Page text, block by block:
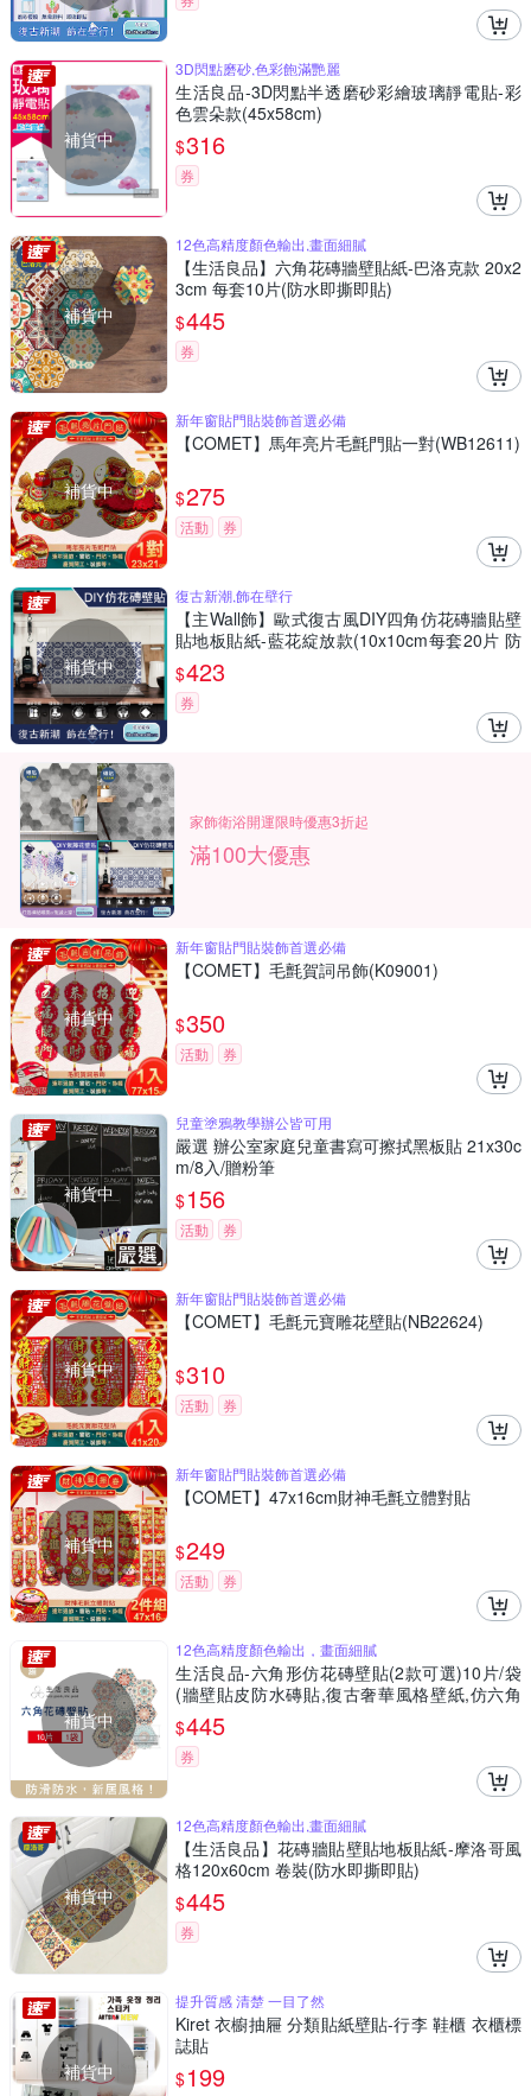
補貨中
3D閃點磨砂,色彩飽滿艷麗
生活良品-3D閃點半透磨砂彩繪玻璃靜電貼-彩
色雲朵款(45x58cm)
$316
券
補貨中
12色高精度顏色輸出,畫面細膩
【生活良品】六角花磚牆壁貼紙-巴洛克款 20x2
3cm 每套10片(防水即撕即貼)
$445
券
補貨中
新年窗貼門貼裝飾首選必備
【COMET】馬年亮片毛氈門貼一對(WB12611)
$275
活動 券
補貨中
復古新潮,飾在壁行
【主Wall飾】歐式復古風DIY四角仿花磚牆貼壁
貼地板貼紙-藍花綻放款(10x10cm每套20片 防
水即撕即貼)
$423
券
家飾衛浴開運限時優惠3折起
滿100大優惠
補貨中
新年窗貼門貼裝飾首選必備
【COMET】毛氈賀詞吊飾(K09001)
$350
活動 券
補貨中
兒童塗鴉教學辦公皆可用
嚴選 辦公室家庭兒童書寫可擦拭黑板貼 21x30c
m/8入/贈粉筆
$156
活動 券
補貨中
新年窗貼門貼裝飾首選必備
【COMET】毛氈元寶雕花壁貼(NB22624)
$310
活動 券
補貨中
新年窗貼門貼裝飾首選必備
【COMET】47x16cm財神毛氈立體對貼
$249
活動 券
補貨中
12色高精度顏色輸出，畫面細膩
生活良品-六角形仿花磚壁貼(2款可選)10片/袋
(牆壁貼皮防水磚貼,復古奢華風格壁紙,仿六角
磁磚牆貼,大膽跳色系DIY裝飾材料貼片,模擬磁
磚牆面家飾貼紙)
$445
券
補貨中
12色高精度顏色輸出,畫面細膩
【生活良品】花磚牆貼壁貼地板貼紙-摩洛哥風
格120x60cm 卷裝(防水即撕即貼)
$445
券
補貨中
提升質感 清楚 一目了然
Kiret 衣櫥抽屜 分類貼紙壁貼-行李 鞋櫃 衣櫃標
誌貼
$199